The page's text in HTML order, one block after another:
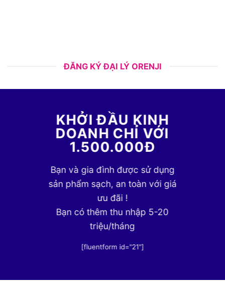
ĐĂNG KÝ ĐẠI LÝ ORENJI
KHỞI ĐẦU KINH
DOANH CHỈ VỚI
1.500.000Đ
Bạn và gia đình được sử dụng
sản phẩm sạch, an toàn với giá
ưu đãi !
Bạn có thêm thu nhập 5-20
triệu/tháng
[fluentform id="21"]